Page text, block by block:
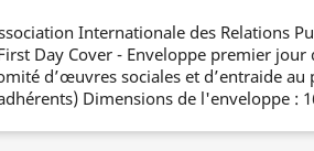
Internationale des Relations
Day Cover - Enveloppe premier jour
d’œuvres sociales et d’entraide
Dimensions de l'enveloppe :